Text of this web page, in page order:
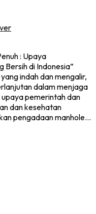
: Upaya
Bersih di Indonesia”
indah dan mengalir,
dalam menjaga
pemerintah dan
dan kesehatan
pengadaan manhole…